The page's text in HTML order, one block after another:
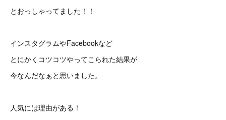
とおっしゃってました！！
インスタグラムやFacebookなど
とにかくコツコツやってこられた結果が
今なんだなぁと思いました。
人気には理由がある！